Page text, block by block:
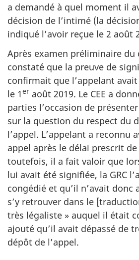
a demandé à quel moment il
décision de l’intimé (la
indiqué l’avoir reçue le 2 août
Après examen préliminaire du
constaté que la preuve de
confirmait que l’appelant
le 1er août 2019. Le CEE a
parties l’occasion de
sur la question du respect du
l’appel. L’appelant a reconnu
appel après le délai prescrit
toutefois, il a fait valoir que
lui avait été signifiée, la GRC
congédié et qu’il n’avait donc
s’y retrouver dans le
très légaliste » auquel il était
ajouté qu’il avait dépassé de
dépôt de l’appel.